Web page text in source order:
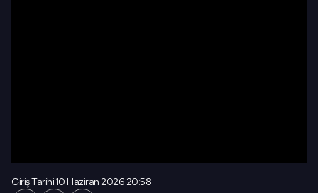
Giriş Tarihi:10 Haziran 2026 20:58